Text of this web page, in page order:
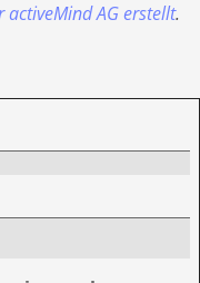
AG erstellt.